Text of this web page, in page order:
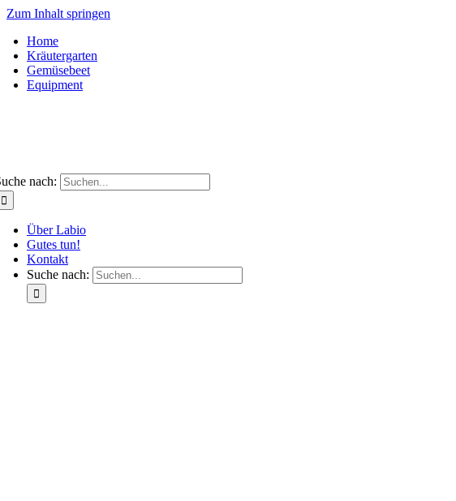
Zum Inhalt springen
Home
Kräutergarten
Gemüsebeet
Equipment
nach:
Über Labio
Gutes tun!
Kontakt
Suche nach: